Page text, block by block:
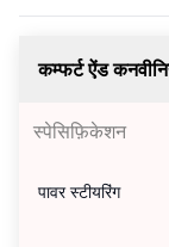
कम्फर्ट ऐंड
स्पेसिफ़िकेशन
पावर स्टीयरिंग